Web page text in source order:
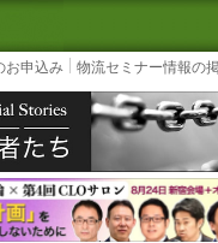
流ニュースサイト
3PL, SCMなど
お申込み 物流セミナー情報の